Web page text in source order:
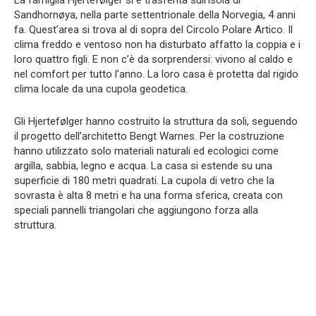
Sandhornøya, nella parte settentrionale della Norvegia, 4 anni
fa. Quest’area si trova al di sopra del Circolo Polare Artico. Il
clima freddo e ventoso non ha disturbato affatto la coppia e i
loro quattro figli. E non c’è da sorprendersi: vivono al caldo e
nel comfort per tutto l’anno. La loro casa è protetta dal rigido
clima locale da una cupola geodetica.
Gli Hjertefølger hanno costruito la struttura da soli, seguendo
il progetto dell’architetto Bengt Warnes. Per la costruzione
hanno utilizzato solo materiali naturali ed ecologici come
argilla, sabbia, legno e acqua. La casa si estende su una
superficie di 180 metri quadrati. La cupola di vetro che la
sovrasta è alta 8 metri e ha una forma sferica, creata con
speciali pannelli triangolari che aggiungono forza alla
struttura.